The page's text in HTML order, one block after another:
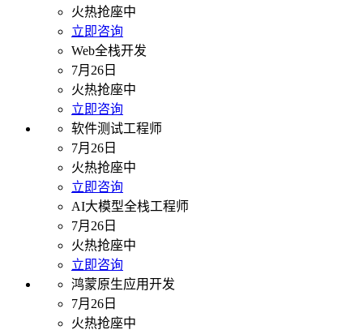
火热抢座中
立即咨询
Web全栈开发
7月26日
火热抢座中
立即咨询
软件测试工程师
7月26日
火热抢座中
立即咨询
AI大模型全栈工程师
7月26日
火热抢座中
立即咨询
鸿蒙原生应用开发
7月26日
火热抢座中